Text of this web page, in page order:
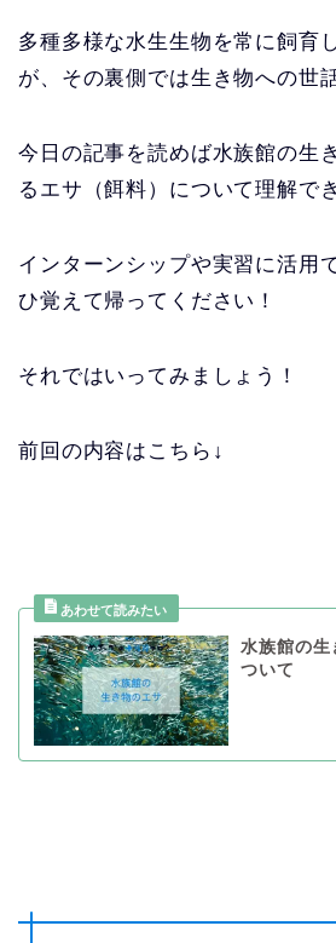
多種多様な水生生物を常に飼育
が、その裏側では生き物への世
今日の記事を読めば水族館の生
るエサ（餌料）について理解で
インターンシップや実習に活用
ひ覚えて帰ってください！
それではいってみましょう！
前回の内容はこちら↓
水族館の生
ついて